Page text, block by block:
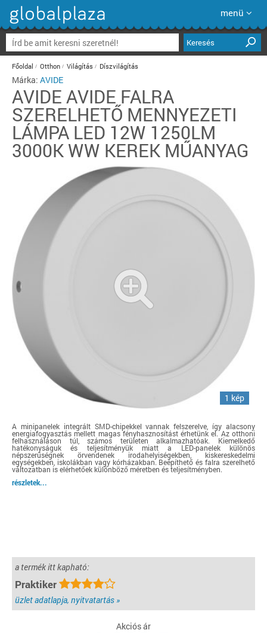
menü
Keresés
Főoldal Otthon Világítás Díszvilágítás
Márka: AVIDE
AVIDE AVIDE FALRA
SZERELHETŐ MENNYEZETI
LÁMPA LED 12W 1250LM
3000K WW KEREK MŰANYAG
1 kép
A minipanelek integrált SMD-chipekkel vannak felszerelve, így alacsony
energiafogyasztás mellett magas fényhasznosítást érhetünk el. Az otthoni
felhasználáson túl, számos területen alkalmazhatóak. Kiemelkedő
hatékonyságuk és teljesítményük miatt a LED-panelek különös
népszerűségnek örvendenek irodahelyiségekben, kiskereskedelmi
egységekben, iskolákban vagy kórházakban. Beépíthető és falra szerelhető
változatban is elérhetőek különböző méretben és teljesítményben.
részletek...
a termék itt kapható:
Praktiker
üzlet adatlapja, nyitvatartás »
Akciós ár